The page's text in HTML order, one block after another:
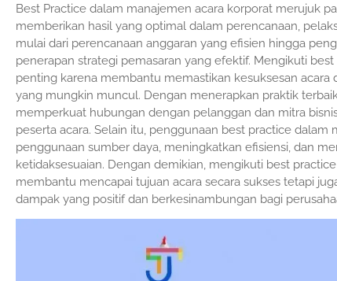
Best Practice dalam manajemen acara korporat merujuk
memberikan hasil yang optimal dalam perencanaan,
mulai dari perencanaan anggaran yang efisien hingga
penerapan strategi pemasaran yang efektif. Mengikuti
penting karena membantu memastikan kesuksesan
yang mungkin muncul. Dengan menerapkan praktik
memperkuat hubungan dengan pelanggan dan mitra
peserta acara. Selain itu, penggunaan best practice
penggunaan sumber daya, meningkatkan efisiensi, dan
ketidaksesuaian. Dengan demikian, mengikuti best
membantu mencapai tujuan acara secara sukses tetapi
dampak yang positif dan berkesinambungan bagi